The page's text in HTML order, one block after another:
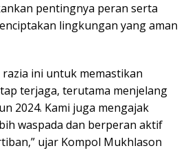
pentingnya peran serta
lingkungan yang aman
razia ini untuk memastikan
terjaga, terutama menjelang
2024. Kami juga mengajak
waspada dan berperan aktif
ujar Kompol Mukhlason